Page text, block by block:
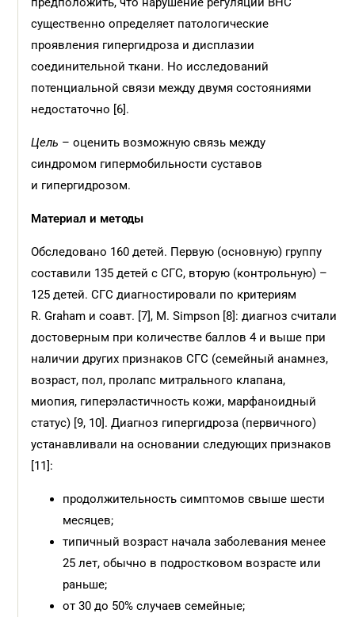
существенно определяет патологические
проявления гипергидроза и дисплазии
соединительной ткани. Но исследований
потенциальной связи между двумя состояниями
недостаточно [6].
Цель – оценить возможную связь между
синдромом гипермобильности суставов
и гипергидрозом.
Материал и методы
Обследовано 160 детей. Первую (основную) группу
составили 135 детей с СГС, вторую (контрольную) –
125 детей. СГС диагностировали по критериям
R. Graham и соавт. [7], M. Simpson [8]: диагноз считали
достоверным при количестве баллов 4 и выше при
наличии других признаков СГС (семейный анамнез,
возраст, пол, пролапс митрального клапана,
миопия, гиперэластичность кожи, марфаноидный
статус) [9, 10]. Диагноз гипергидроза (первичного)
устанавливали на основании следующих признаков
[11]:
продолжительность симптомов свыше шести
месяцев;
типичный возраст начала заболевания менее
25 лет, обычно в подростковом возрасте или
раньше;
от 30 до 50% случаев семейные;